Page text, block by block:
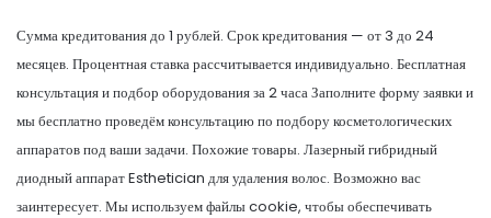
Сумма кредитования до 1 рублей. Срок кредитования — от 3 до 24
месяцев. Процентная ставка рассчитывается индивидуально. Бесплатная
консультация и подбор оборудования за 2 часа Заполните форму заявки и
мы бесплатно проведём консультацию по подбору косметологических
аппаратов под ваши задачи. Похожие товары. Лазерный гибридный
диодный аппарат Esthetician для удаления волос. Возможно вас
заинтересует. Мы используем файлы cookie, чтобы обеспечивать